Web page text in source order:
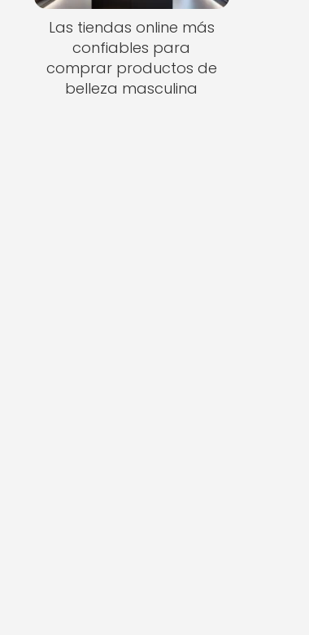
Las tiendas online más
confiables para
comprar productos de
belleza masculina